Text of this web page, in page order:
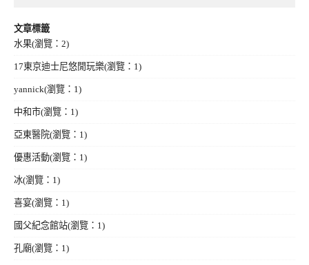
文章標籤
水果(瀏覽：2)
17東京迪士尼悠閒玩樂(瀏覽：1)
yannick(瀏覽：1)
中和市(瀏覽：1)
亞東醫院(瀏覽：1)
優惠活動(瀏覽：1)
冰(瀏覽：1)
喜宴(瀏覽：1)
國父紀念館站(瀏覽：1)
孔廟(瀏覽：1)